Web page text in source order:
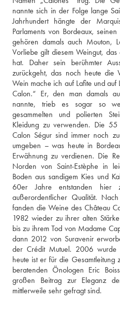
nannte sich in der Folge lange
Jahrhundert hängte der
Parlaments von Bordeaux,
gehören damals auch Mouton,
Vorliebe gilt diesem Weingut,
hat. Daher sein berühmter
zurückgeht, das noch heute die
Wein mache ich auf Lafite und
Calon.“ Er, den man damals
nannte, trieb es sogar so
gesammelten und polierten
Kleidung zu verwenden. Die
Calon Ségur sind immer noch
umgeben – was heute in
Erwähnung zu verdienen. Die
Norden von Saint-Estèphe in
Boden aus sandigem Kies und
60er Jahre entstanden hier
außerordentlicher Qualität.
fanden die Weine des Château
1982 wieder zu ihrer alten
bis zu ihrem Tod von Madame
dann 2012 von Suravenir
der Crédit Mutuel. 2006 wurde
heute ist er für die Gesamtleitung
beratenden Önologen Eric
großen Beitrag zur Eleganz
mittlerweile sehr gefragt sind.